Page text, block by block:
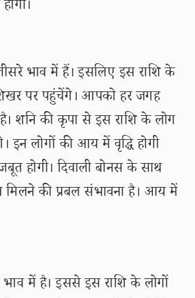
भाव में हैं। इसलिए इस राशि के
पर पहुंचेंगे। आपको हर जगह
शनि की कृपा से इस राशि के लोग
इन लोगों की आय में वृद्धि होगी
होगी। दिवाली बोनस के साथ
मिलने की प्रबल संभावना है। आय में
में है। इससे इस राशि के लोगों